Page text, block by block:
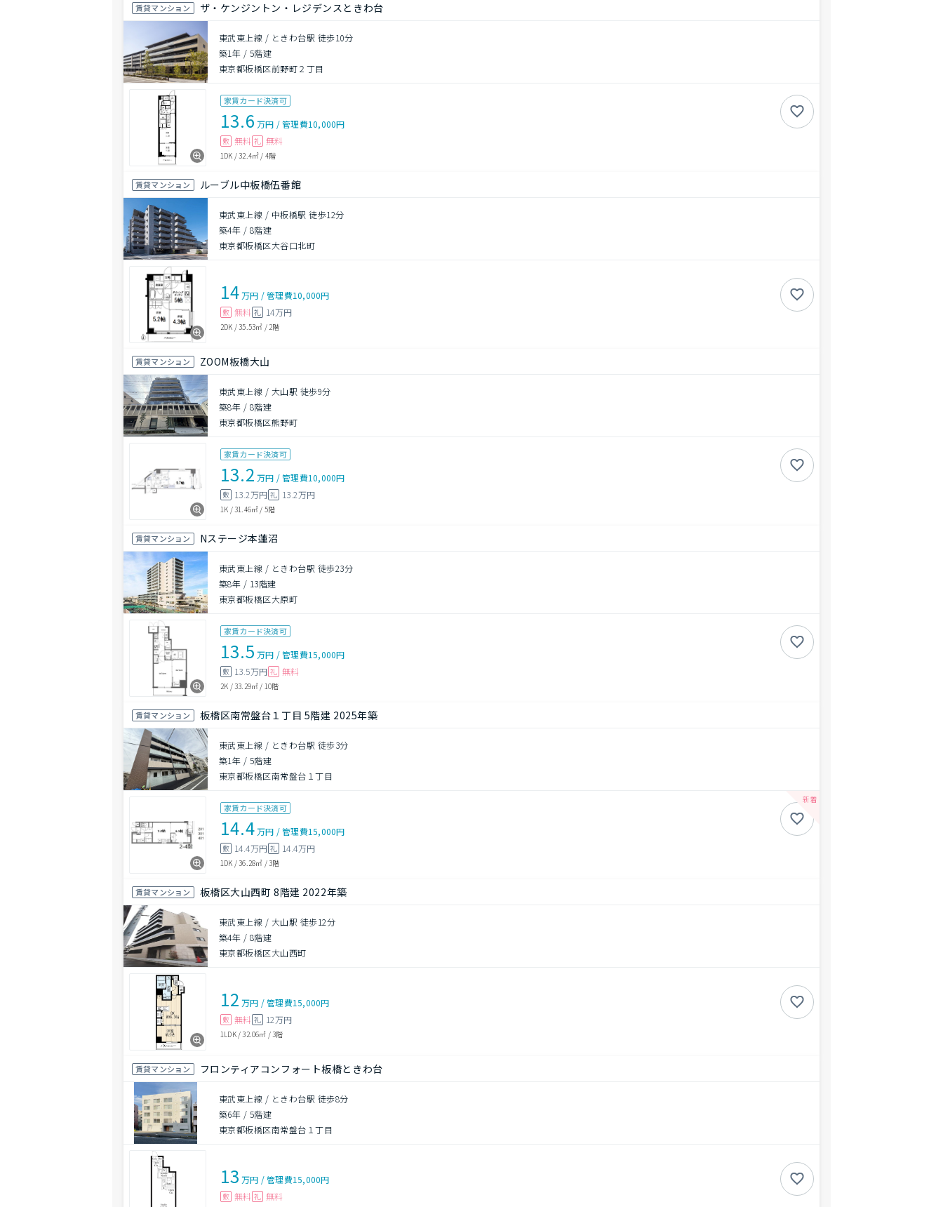
賃貸マンション ザ・ケンジントン・レジデンスときわ台
東武東上線 / ときわ台駅 徒歩10分
築1年 / 5階建
東京都板橋区前野町２丁目
家賃カード決済可
13.6 万円 /管理費10,000円
敷 無料 礼 無料
1DK /32.4㎡ / 4階
賃貸マンション ルーブル中板橋伍番館
東武東上線 / 中板橋駅 徒歩12分
築4年 / 8階建
東京都板橋区大谷口北町
14万円 /管理費10,000円
敷 無料 礼 14万円
2DK /35.53㎡ / 2階
賃貸マンション ZOOM板橋大山
東武東上線 / 大山駅 徒歩9分
築8年 / 8階建
東京都板橋区熊野町
家賃カード決済可
13.2 万円 /管理費10,000円
敷 13.2万円 礼 13.2万円
1K /31.46㎡ / 5階
賃貸マンション Nステージ本蓮沼
東武東上線 / ときわ台駅 徒歩23分
築8年 / 13階建
東京都板橋区大原町
家賃カード決済可
13.5 万円 /管理費15,000円
敷 13.5万円 礼 無料
2K /33.29㎡ / 10階
賃貸マンション 板橋区南常盤台１丁目 5階建 2025年築
東武東上線 / ときわ台駅 徒歩3分
築1年 / 5階建
東京都板橋区南常盤台１丁目
家賃カード決済可
14.4万円 /管理費15,000円
敷 14.4万円 礼 14.4万円
1DK /36.28㎡ /3階
賃貸マンション 板橋区大山西町 8階建 2022年築
東武東上線 / 大山駅 徒歩12分
築4年 / 8階建
東京都板橋区大山西町
12 万円 /管理費15,000円
敷 無料 礼 12万円
1LDK/32.06㎡ /3階
賃貸マンション フロンティアコンフォート板橋ときわ台
東武東上線 / ときわ台駅 徒歩8分
築6年 / 5階建
東京都板橋区南常盤台１丁目
13 万円 /管理費15,000円
敷 無料 礼 無料